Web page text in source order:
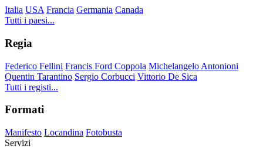
Italia USA Francia Germania Canada
Tutti i paesi...
Regia
Federico Fellini Francis Ford Coppola Michelangelo Antonioni
Quentin Tarantino Sergio Corbucci Vittorio De Sica
Tutti i registi...
Formati
Manifesto Locandina Fotobusta
Servizi